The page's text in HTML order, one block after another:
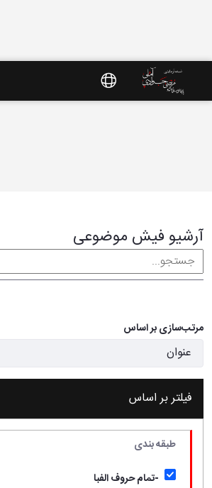
آرشیو فیش موضوعی
مرتب‌سازی بر اساس
فیلتر بر اساس
طبقه بندی
-تمام حروف الفبا